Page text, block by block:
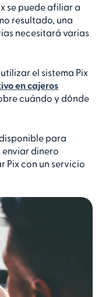
se puede afiliar a
resultado, una
necesitará varias
el sistema Pix
en cajeros
cuándo y dónde
para
enviar dinero
Pix con un servicio